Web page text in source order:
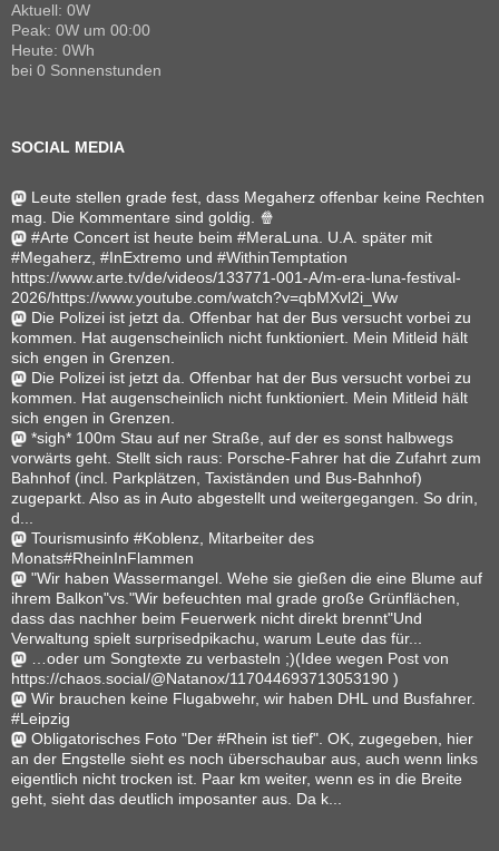
Aktuell: 0W
Peak: 0W um 00:00
Heute: 0Wh
bei 0 Sonnenstunden
SOCIAL MEDIA
Leute stellen grade fest, dass Megaherz offenbar keine Rechten
mag. Die Kommentare sind goldig. 🍿
#Arte Concert ist heute beim #MeraLuna. U.A. später mit
#Megaherz, #InExtremo und #WithinTemptation
https://www.arte.tv/de/videos/133771-001-A/m-era-luna-festival-
2026/https://www.youtube.com/watch?v=qbMXvl2i_Ww
Die Polizei ist jetzt da. Offenbar hat der Bus versucht vorbei zu
kommen. Hat augenscheinlich nicht funktioniert. Mein Mitleid hält
sich engen in Grenzen.
Die Polizei ist jetzt da. Offenbar hat der Bus versucht vorbei zu
kommen. Hat augenscheinlich nicht funktioniert. Mein Mitleid hält
sich engen in Grenzen.
*sigh* 100m Stau auf ner Straße, auf der es sonst halbwegs
vorwärts geht. Stellt sich raus: Porsche-Fahrer hat die Zufahrt zum
Bahnhof (incl. Parkplätzen, Taxiständen und Bus-Bahnhof)
zugeparkt. Also as in Auto abgestellt und weitergegangen. So drin,
d...
Tourismusinfo #Koblenz, Mitarbeiter des
Monats#RheinInFlammen
"Wir haben Wassermangel. Wehe sie gießen die eine Blume auf
ihrem Balkon"vs."Wir befeuchten mal grade große Grünflächen,
dass das nachher beim Feuerwerk nicht direkt brennt"Und
Verwaltung spielt surprisedpikachu, warum Leute das für...
…oder um Songtexte zu verbasteln ;)(Idee wegen Post von
https://chaos.social/@Natanox/117044693713053190 )
Wir brauchen keine Flugabwehr, wir haben DHL und Busfahrer.
#Leipzig
Obligatorisches Foto "Der #Rhein ist tief". OK, zugegeben, hier
an der Engstelle sieht es noch überschaubar aus, auch wenn links
eigentlich nicht trocken ist. Paar km weiter, wenn es in die Breite
geht, sieht das deutlich imposanter aus. Da k...